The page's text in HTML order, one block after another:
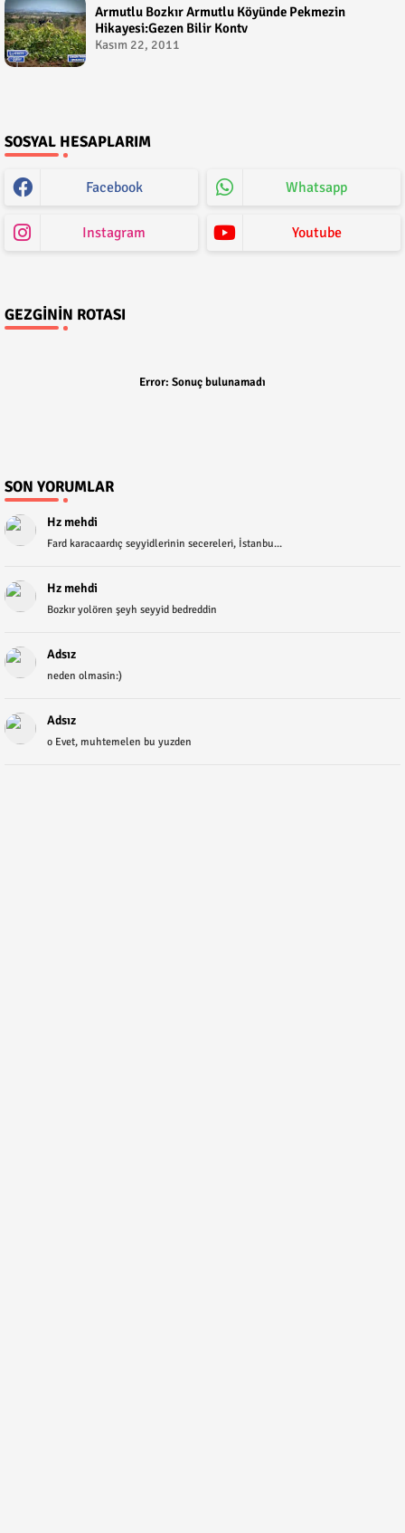
Armutlu Bozkır Armutlu Köyünde Pekmezin
Hikayesi:Gezen Bilir Kontv
Kasım 22, 2011
SOSYAL HESAPLARIM
Facebook Whatsapp
Instagram Youtube
GEZGININ ROTASI
Error: Sonuç bulunamadı
SON YORUMLAR
Hz mehdi
Fard karacaardıç seyyidlerinin secereleri, İstanbu...
Hz mehdi
Bozkır yolören şeyh seyyid bedreddin
Adsız
neden olmasin:)
Adsız
o Evet, muhtemelen bu yuzden